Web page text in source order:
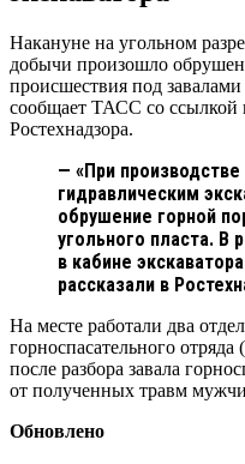
Накануне на угольном
добычи произошло
происшествия под
сообщает ТАСС со ссылкой
Ростехнадзора.
— «При
гидравлическим
обрушение горной
угольного пласта. В
в кабине
рассказали в
На месте работали два
горноспасательного
после разбора завала
от полученных травм
Обновлено